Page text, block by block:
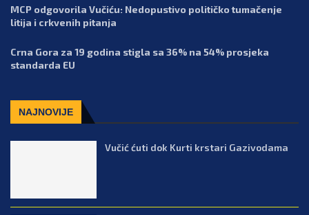
MCP odgovorila Vučiću: Nedopustivo političko tumačenje
litija i crkvenih pitanja
Crna Gora za 19 godina stigla sa 36% na 54% prosjeka
standarda EU
NAJNOVIJE
Vučić ćuti dok Kurti krstari Gazivodama